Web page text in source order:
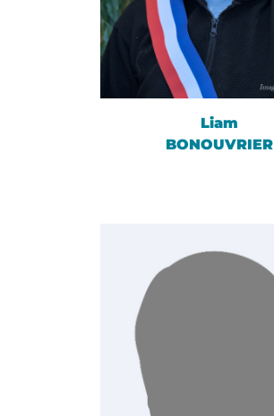
Liam
BONOUVRIER